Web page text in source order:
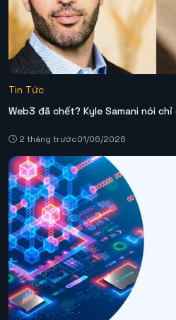
Tin Tức
Web3 đã chết? Kyle Samani nói
2 tháng trước01/06/2026